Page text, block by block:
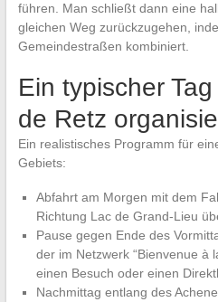
führen. Man schließt dann eine
gleichen Weg zurückzugehen,
Gemeindestraßen kombiniert.
Ein typischer
de Retz
Ein realistisches Programm für
Gebiets:
Abfahrt am Morgen mit dem
Richtung Lac de Grand-Lieu
Pause gegen Ende des
der im Netzwerk “Bienvenue à
einen Besuch oder einen
Nachmittag entlang des